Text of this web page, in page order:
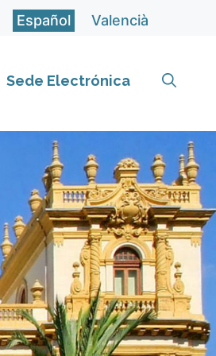
Español Valencià
Sede Electrónica